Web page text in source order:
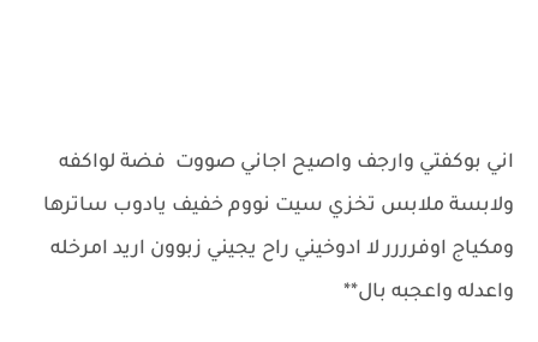
اني بوكفتي وارجف واصيح اجاني صووت فضة لواكفه
ولابسة ملابس تخزي سيت نووم خفيف يادوب ساترها
ومكياج اوفرررر لا ادوخيني راح يجيني زبوون اريد امرخله
واعدله واعجبه بال**